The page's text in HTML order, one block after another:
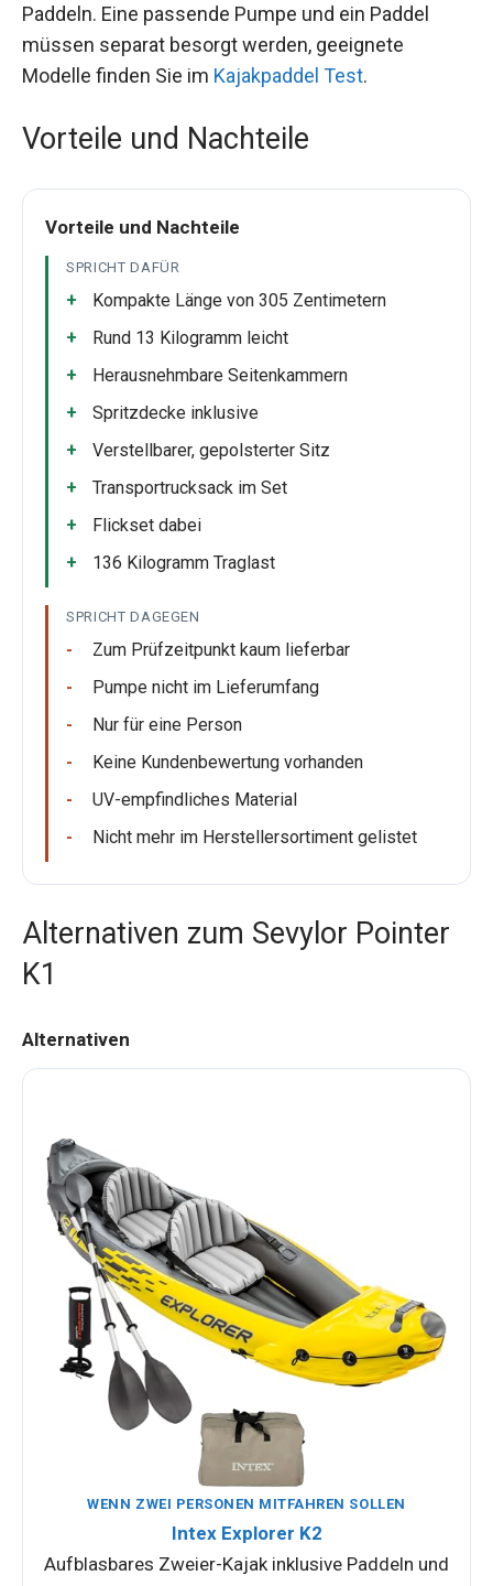
Paddeln. Eine passende Pumpe und ein Paddel
müssen separat besorgt werden, geeignete
Modelle finden Sie im Kajakpaddel Test.
Vorteile und Nachteile
Vorteile und Nachteile
SPRICHT DAFÜR
Kompakte Länge von 305 Zentimetern
Rund 13 Kilogramm leicht
Herausnehmbare Seitenkammern
Spritzdecke inklusive
Verstellbarer, gepolsterter Sitz
Transportrucksack im Set
Flickset dabei
136 Kilogramm Traglast
SPRICHT DAGEGEN
Zum Prüfzeitpunkt kaum lieferbar
Pumpe nicht im Lieferumfang
Nur für eine Person
Keine Kundenbewertung vorhanden
UV-empfindliches Material
Nicht mehr im Herstellersortiment gelistet
Alternativen zum Sevylor Pointer
K1
Alternativen
WENN ZWEI PERSONEN MITFAHREN SOLLEN
Intex Explorer K2
Aufblasbares Zweier-Kajak inklusive Paddeln und